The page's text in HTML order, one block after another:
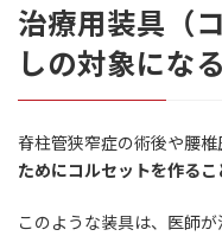
治療用装具（
しの対象になる
脊柱管狭窄症の術後や腰椎
ためにコルセットを作るこ
このような装具は、医師が